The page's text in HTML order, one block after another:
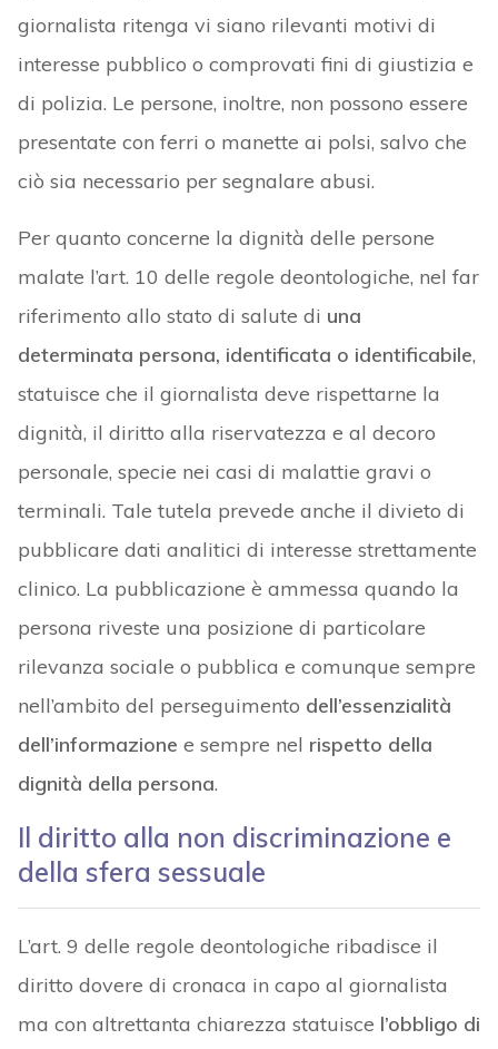
giornalista ritenga vi siano rilevanti motivi di
interesse pubblico o comprovati fini di giustizia e
di polizia. Le persone, inoltre, non possono essere
presentate con ferri o manette ai polsi, salvo che
ciò sia necessario per segnalare abusi.
Per quanto concerne la dignità delle persone
malate l’art. 10 delle regole deontologiche, nel far
riferimento allo stato di salute di una
determinata persona, identificata o identificabile,
statuisce che il giornalista deve rispettarne la
dignità, il diritto alla riservatezza e al decoro
personale, specie nei casi di malattie gravi o
terminali. Tale tutela prevede anche il divieto di
pubblicare dati analitici di interesse strettamente
clinico. La pubblicazione è ammessa quando la
persona riveste una posizione di particolare
rilevanza sociale o pubblica e comunque sempre
nell’ambito del perseguimento dell’essenzialità
dell’informazione e sempre nel rispetto della
dignità della persona.
Il diritto alla non discriminazione e
della sfera sessuale
L’art. 9 delle regole deontologiche ribadisce il
diritto dovere di cronaca in capo al giornalista
ma con altrettanta chiarezza statuisce l’obbligo di